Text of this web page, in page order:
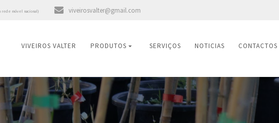
a rede móvel nacional) viveirosvalter@gmail.com
VIVEIROS VALTER PRODUTOS SERVIÇOS NOTICIAS CONTACTOS